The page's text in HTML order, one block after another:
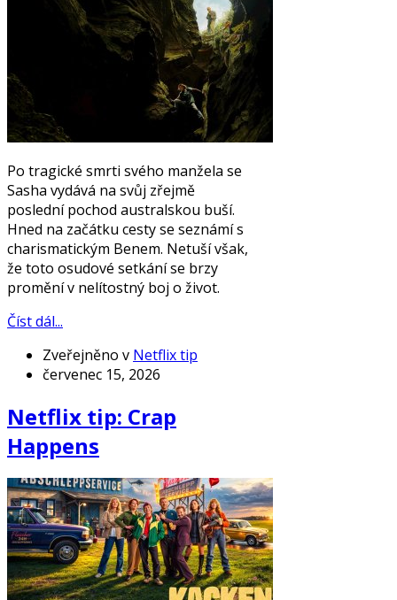
Po tragické smrti svého manžela se
Sasha vydává na svůj zřejmě
poslední pochod australskou buší.
Hned na začátku cesty se seznámí s
charismatickým Benem. Netuší však,
že toto osudové setkání se brzy
promění v nelítostný boj o život.
Číst dál...
Zveřejněno v Netflix tip
červenec 15, 2026
Netflix tip: Crap
Happens